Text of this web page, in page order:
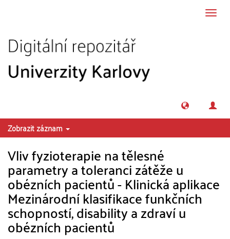
Zobrazit záznam
Vliv fyzioterapie na tělesné
parametry a toleranci zátěže u
obézních pacientů - Klinická aplikace
Mezinárodní klasifikace funkčních
schopností, disability a zdraví u
obézních pacientů